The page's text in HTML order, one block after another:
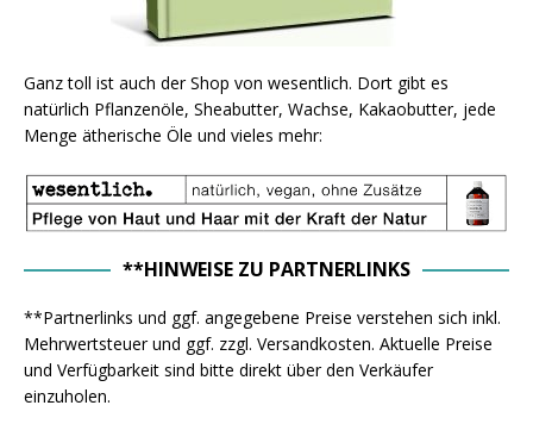
Ganz toll ist auch der Shop von wesentlich. Dort gibt es
natürlich Pflanzenöle, Sheabutter, Wachse, Kakaobutter, jede
Menge ätherische Öle und vieles mehr:
**HINWEISE ZU PARTNERLINKS
**Partnerlinks und ggf. angegebene Preise verstehen sich inkl.
Mehrwertsteuer und ggf. zzgl. Versandkosten. Aktuelle Preise
und Verfügbarkeit sind bitte direkt über den Verkäufer
einzuholen.